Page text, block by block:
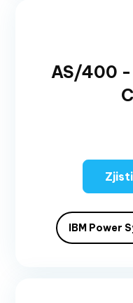
AS/400 -
IBM Power